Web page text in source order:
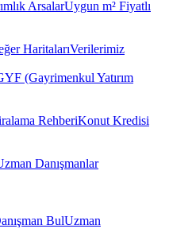
ArsalarUygun m² Fiyatlı
HaritalarıVerilerimiz
(Gayrimenkul Yatırım
RehberiKonut Kredisi
Danışmanlar
BulUzman